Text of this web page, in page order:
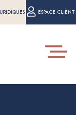
ESPACE CLIENT
Toggle